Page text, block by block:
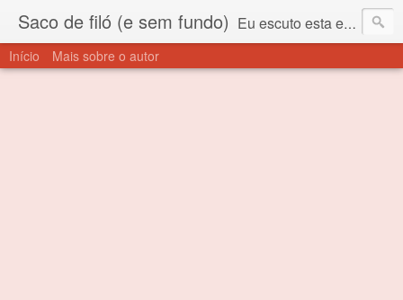
Saco de filó (e sem fundo) Eu escuto esta expressão "saco de filó" desde criança. Para quem não sabe, filó é um tecido todo furadinho e permite que um saco feito com ele, mesmo que muito exposto ao ar soprado para dentro, nunca vai se encher. Aí está o propósito deste nome... Para viver em sociedade tem que ter saco de filó.
Início Mais sobre o autor